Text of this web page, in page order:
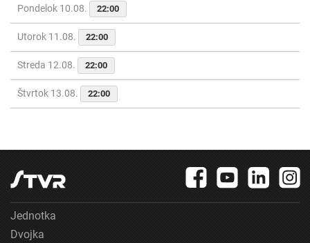
Pondelok 10.08. 22:00
Utorok 11.08. 22:00
Streda 12.08. 22:00
Štvrtok 13.08. 22:00
Jednotka
Dvojka